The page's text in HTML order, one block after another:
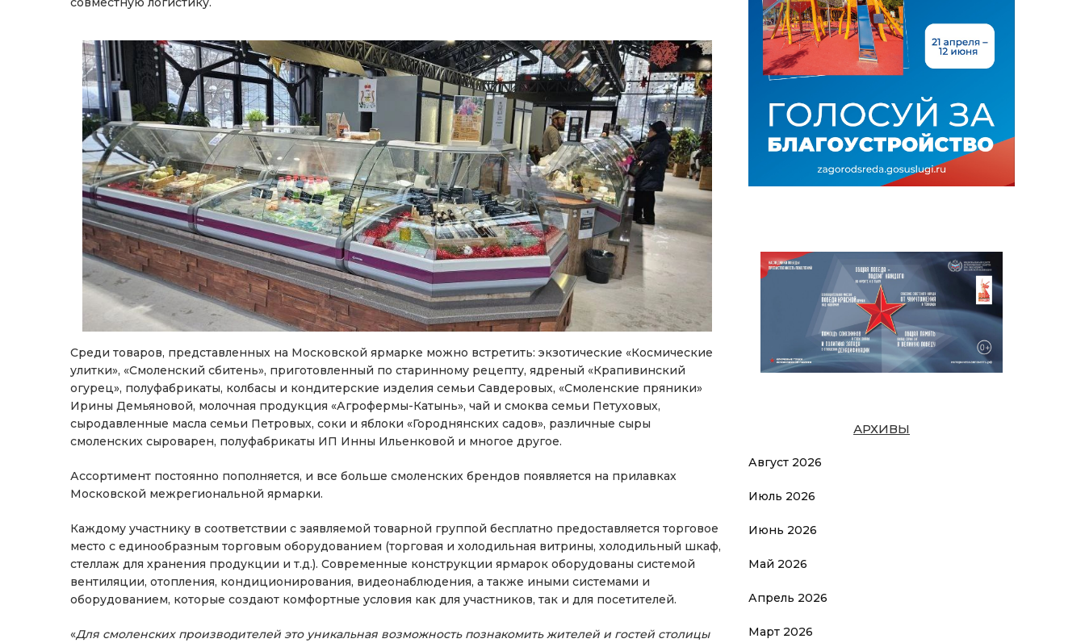
Среди товаров, представленных на Московской ярмарке можно встретить: экзотические «Космические
улитки», «Смоленский сбитень», приготовленный по старинному рецепту, ядреный «Крапивинский
огурец», полуфабрикаты, колбасы и кондитерские изделия семьи Савдеровых, «Смоленские пряники»
Ирины Демьяновой, молочная продукция «Агрофермы-Катынь», чай и смоква семьи Петуховых,
сыродавленные масла семьи Петровых, соки и яблоки «Городнянских садов», различные сыры
смоленских сыроварен, полуфабрикаты ИП Инны Ильенковой и многое другое.
Ассортимент постоянно пополняется, и все больше смоленских брендов появляется на прилавках
Московской межрегиональной ярмарки.
Каждому участнику в соответствии с заявляемой товарной группой бесплатно предоставляется торговое
место с единообразным торговым оборудованием (торговая и холодильная витрины, холодильный шкаф,
стеллаж для хранения продукции и т.д.). Современные конструкции ярмарок оборудованы системой
вентиляции, отопления, кондиционирования, видеонаблюдения, а также иными системами и
оборудованием, которые создают комфортные условия как для участников, так и для посетителей.
«Для смоленских производителей это уникальная возможность познакомить жителей и гостей столицы
АРХИВЫ
Август 2026
Июль 2026
Июнь 2026
Май 2026
Апрель 2026
Март 2026